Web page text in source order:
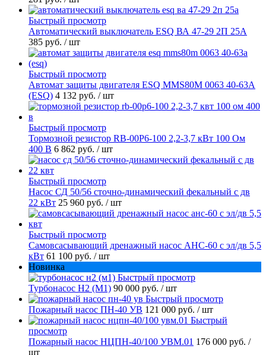
Быстрый просмотр
Автоматический выключатель ESQ ВА 47-29 2П 25А
385 руб. / шт
Быстрый просмотр
Автомат защиты двигателя ESQ MMS80M 0063 40-63А
(ESQ) 4 132 руб. / шт
Быстрый просмотр
Тормозной резистор RB-00P6-100 2,2-3,7 кВт 100 Ом
400 В 6 862 руб. / шт
Быстрый просмотр
Насос СД 50/56 сточно-динамический фекальный с дв
22 кВт 25 960 руб. / шт
Быстрый просмотр
Самовсасывающий дренажный насос АНС-60 с эл/дв 5,5
кВт 61 100 руб. / шт
Новинка
Быстрый просмотр
Турбонасос Н2 (М1) 90 000 руб. / шт
Быстрый просмотр
Пожарный насос ПН-40 УВ 121 000 руб. / шт
Быстрый
просмотр
Пожарный насос НЦПН-40/100 УВМ.01 176 000 руб. /
шт